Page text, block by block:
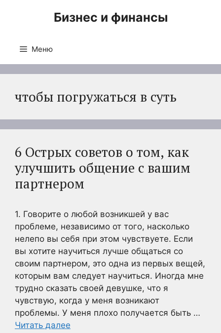
Бизнес и финансы
Меню
чтобы погружаться в суть
6 Острых советов о том, как
улучшить общение с вашим
партнером
1. Говорите о любой возникшей у вас
проблеме, независимо от того, насколько
нелепо вы себя при этом чувствуете. Если
вы хотите научиться лучше общаться со
своим партнером, это одна из первых вещей,
которым вам следует научиться. Иногда мне
трудно сказать своей девушке, что я
чувствую, когда у меня возникают
проблемы. У меня плохо получается быть …
Читать далее